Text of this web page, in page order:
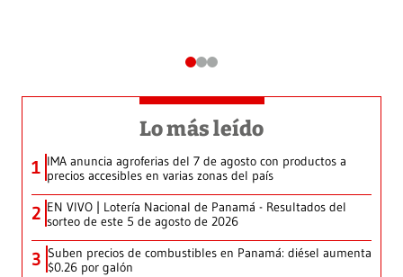
Lo más leído
1 IMA anuncia agroferias del 7 de agosto con productos a
precios accesibles en varias zonas del país
2 EN VIVO | Lotería Nacional de Panamá - Resultados del
sorteo de este 5 de agosto de 2026
3 Suben precios de combustibles en Panamá: diésel aumenta
$0.26 por galón